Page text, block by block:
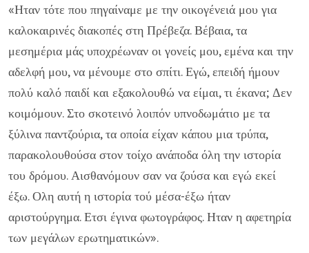
«Ηταν τότε που πηγαίναμε με την οικογένειά μου για
καλοκαιρινές διακοπές στη Πρέβεζα. Βέβαια, τα
μεσημέρια μάς υποχρέωναν οι γονείς μου, εμένα και την
αδελφή μου, να μένουμε στο σπίτι. Εγώ, επειδή ήμουν
πολύ καλό παιδί και εξακολουθώ να είμαι, τι έκανα; Δεν
κοιμόμουν. Στο σκοτεινό λοιπόν υπνοδωμάτιο με τα
ξύλινα παντζούρια, τα οποία είχαν κάπου μια τρύπα,
παρακολουθούσα στον τοίχο ανάποδα όλη την ιστορία
του δρόμου. Αισθανόμουν σαν να ζούσα και εγώ εκεί
έξω. Ολη αυτή η ιστορία τού μέσα-έξω ήταν
αριστούργημα. Ετσι έγινα φωτογράφος. Ηταν η αφετηρία
των μεγάλων ερωτηματικών».